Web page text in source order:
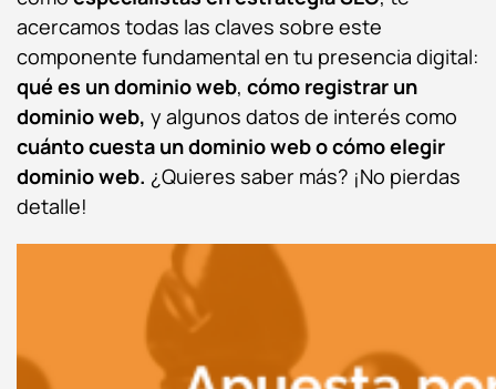
acercamos todas las claves sobre este
componente fundamental en tu presencia digital:
qué es un dominio web, cómo registrar un
dominio web, y algunos datos de interés como
cuánto cuesta un dominio web ocómo elegir
dominio web. ¿Quieres saber más? ¡No pierdas
detalle!